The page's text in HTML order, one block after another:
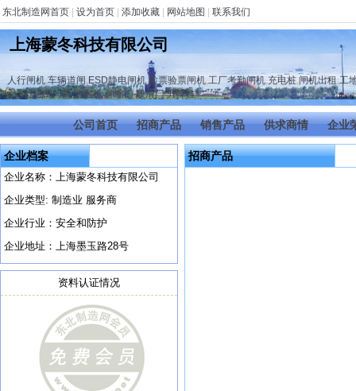
东北制造网首页 设为首页 添加收藏 网站地图 联系我们
上海蒙冬科技有限公司
人行闸机,车辆道闸 ,ESD静电闸机,检票验票闸机,工厂考勤闸机,充电桩,闸机出租,工
区人行道闸门禁,访客机,伸缩门,段滑门,升降柱
公司首页 招商产品 销售产品 供求商情 企业
企业档案
企业名称：上海蒙冬科技有限公司
企业类型: 制造业 服务商
企业行业：安全和防护
企业地址：上海墨玉路28号
资料认证情况
招商产品